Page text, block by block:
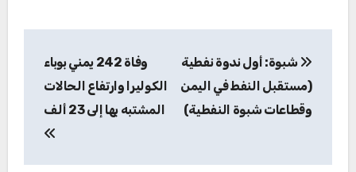
المقالات
شبوة: أول ندوة نفطية
(مستقبل النفط في اليمن
وقطاعات شبوة النفطية)
وفاة 242 يمني بوباء
الكوليرا وارتفاع الحالات
المشتبه بها إلى 23 ألف